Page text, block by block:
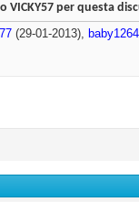
VICKY57 per questa
(29-01-2013), baby1264